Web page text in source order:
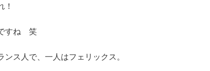
！
すね 笑
ス人で、一人はフェリックス。